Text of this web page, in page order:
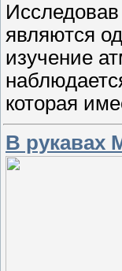
являются
изучение
которая
В рукавах